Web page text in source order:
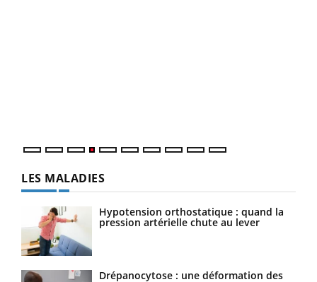
LES MALADIES
Hypotension orthostatique : quand la
pression artérielle chute au lever
Drépanocytose : une déformation des